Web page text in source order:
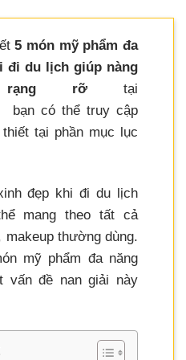
5 món mỹ phẩm đa
đi du lịch giúp nàng
rỡtại
bạn có thể truy cập
tại phần mục lục
đẹp khi đi du lịch
mang theo tất cả
makeup thường dùng.
mỹ phẩm đa năng
vấn đề nan giải này